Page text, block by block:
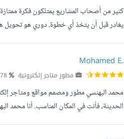
كثير من أصحاب المشاريع يمتلكون فكرة
يغادر قبل أن يتخذ أي خطوة. دوري هو تحويل
Mohamed E.
مطور متاجر إلكترونية 77.78
محمد البهنسي مطور ومصمم مواقع ومتاجر
الحديثة، فأنت في المكان المناسب. أنا محمد